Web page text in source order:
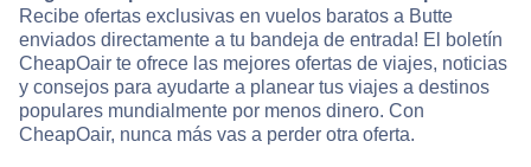
Recibe ofertas exclusivas en vuelos baratos a Butte
enviados directamente a tu bandeja de entrada! El boletín
CheapOair te ofrece las mejores ofertas de viajes, noticias
y consejos para ayudarte a planear tus viajes a destinos
populares mundialmente por menos dinero. Con
CheapOair, nunca más vas a perder otra oferta.